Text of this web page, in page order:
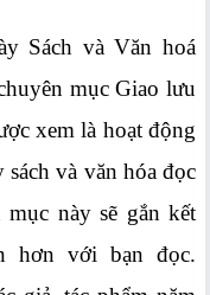
Sách và Văn hoá
mục Giao lưu
xem là hoạt động
và văn hóa đọc
này sẽ gắn kết
hơn với bạn đọc.